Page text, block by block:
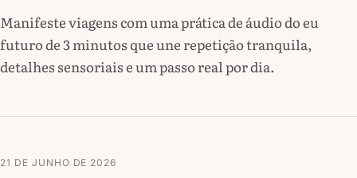
Manifeste viagens com uma prática de áudio do eu
futuro de 3 minutos que une repetição tranquila,
detalhes sensoriais e um passo real por dia.
21 DE JUNHO DE 2026